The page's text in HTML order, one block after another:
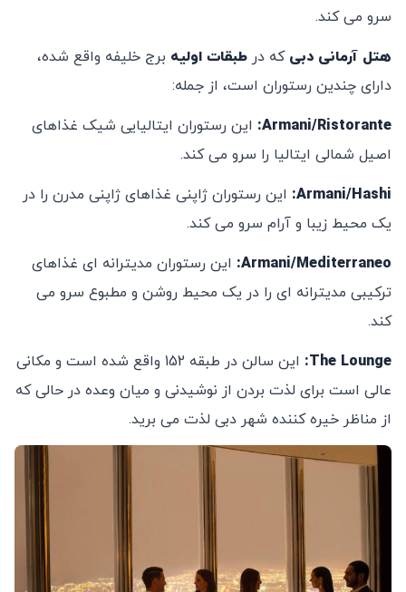
سرو می کند.
هتل آرمانی دبی که در طبقات اولیه برج خلیفه واقع شده،
دارای چندین رستوران است، از جمله:
Armani/Ristorante
: این رستوران ایتالیایی شیک غذاهای
اصیل شمالی ایتالیا را سرو می کند.
Armani/Hashi
: این رستوران ژاپنی غذاهای ژاپنی مدرن را در
یک محیط زیبا و آرام سرو می کند.
Armani/Mediterraneo
: این رستوران مدیترانه ای غذاهای
ترکیبی مدیترانه ای را در یک محیط روشن و مطبوع سرو می
کند.
The Lounge:
این سالن در طبقه 152 واقع شده است و مکانی
عالی است برای لذت بردن از نوشیدنی و میان وعده در حالی که
از مناظر خیره کننده شهر دبی لذت می برید.